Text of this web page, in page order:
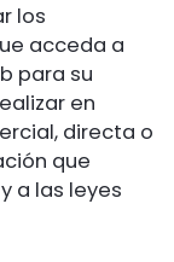
los
acceda a
para su
en
directa o
que
a las leyes